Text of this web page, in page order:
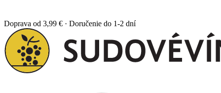
Doprava od 3,99 € · Doručenie do 1-2 dní